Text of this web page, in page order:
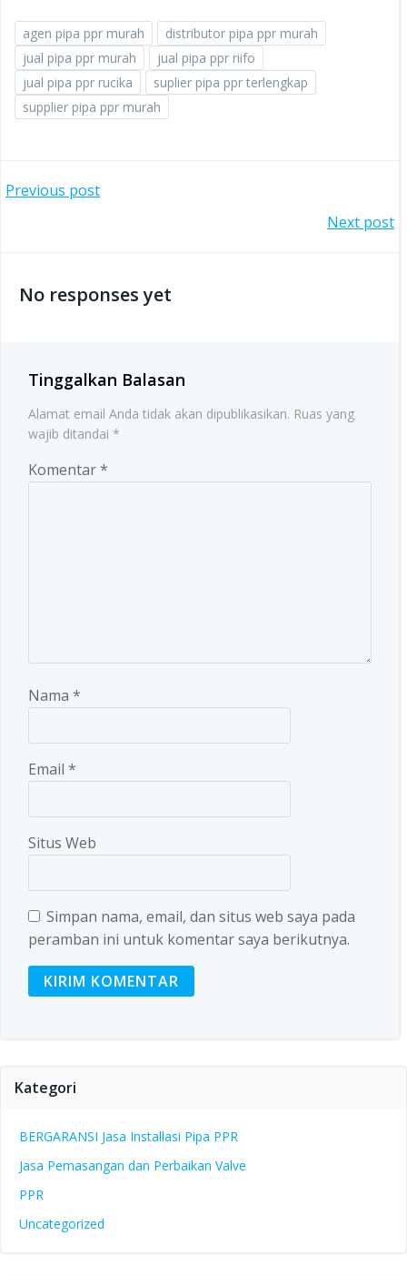
agen pipa ppr murah
distributor pipa ppr murah
jual pipa ppr murah
jual pipa ppr riifo
jual pipa ppr rucika
suplier pipa ppr terlengkap
supplier pipa ppr murah
Post
Previous post
navigation
Next post
No responses yet
Tinggalkan Balasan
Alamat email Anda tidak akan dipublikasikan. Ruas yang
wajib ditandai *
Komentar*
Nama *
Email *
Situs Web
Simpan nama, email, dan situs web saya pada
peramban ini untuk komentar saya berikutnya.
Kategori
BERGARANSI Jasa Installasi Pipa PPR
Jasa Pemasangan dan Perbaikan Valve
PPR
Uncategorized